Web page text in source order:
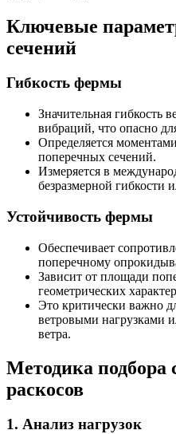
Ключевые
сечений
Гибкость фермы
Значительная гибкость
вибраций, что опасно
Определяется
поперечных сечений.
Измеряется в
безразмерной гибкости
Устойчивость фермы
Обеспечивает
поперечному
Зависит от площади
геометрических
Это критически важно
ветровыми нагрузками
ветра.
Методика подбора
раскосов
1. Анализ нагрузок